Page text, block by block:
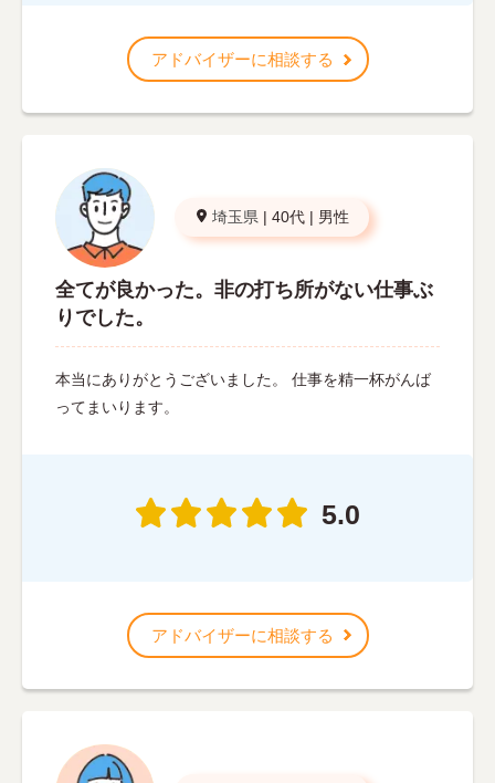
アドバイザーに相談する
埼玉県 | 40代 | 男性
全てが良かった。非の打ち所がない仕事ぶ
りでした。
本当にありがとうございました。 仕事を精一杯がんば
ってまいります。
5.0
アドバイザーに相談する